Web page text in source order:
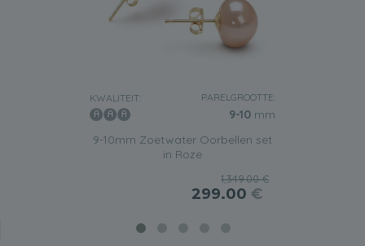
KWALITEIT: PARELGROOTTE:
9-10 mm
9-10mm Zoetwater Oorbellen set
in Roze
1,349.00 €
299.00 €